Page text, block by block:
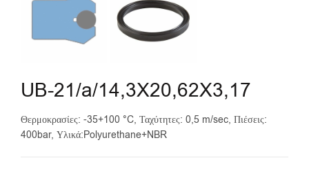
UB-21/a/14,3X20,62X3,17
Θερμοκρασίες: -35+100 °C, Ταχύτητες: 0,5 m/sec, Πιέσεις:
400bar, Υλικά:Polyurethane+NBR